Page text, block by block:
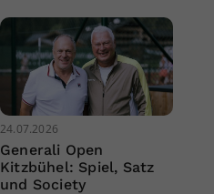
24.07.2026
Generali Open
Kitzbühel: Spiel, Satz
und Society